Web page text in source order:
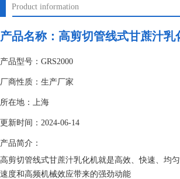
Product information
产品名称：高剪切管线式甘蔗汁乳
产品型号：GRS2000
厂商性质：生产厂家
所在地：上海
更新时间：2024-06-14
产品简介：
高剪切管线式甘蔗汁乳化机就是高效、快速、均
速度和高频机械效应带来的强劲动能